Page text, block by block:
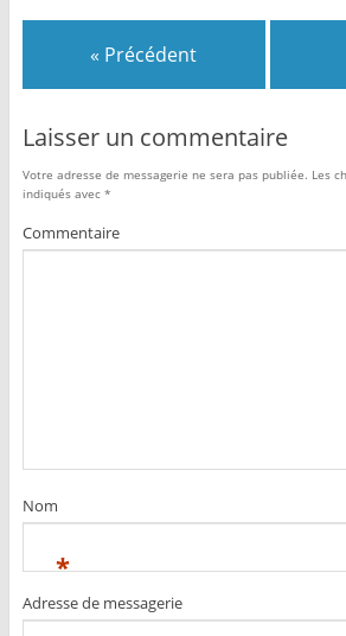
« Précédent
Laisser un commentaire
Votre adresse de messagerie ne sera pas publiée. Les
indiqués avec *
Commentaire
Nom
*
Adresse de messagerie